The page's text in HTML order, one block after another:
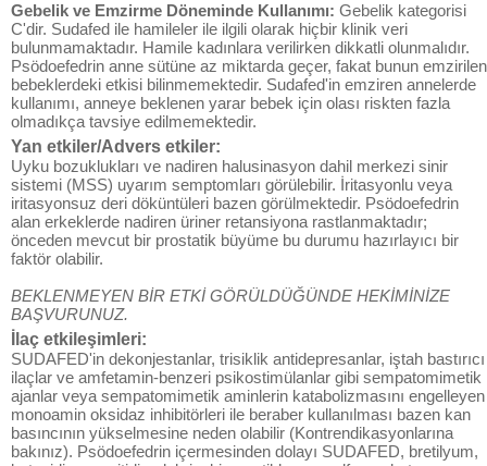
Gebelik ve Emzirme Döneminde Kullanımı: Gebelik kategorisi
C'dir. Sudafed ile hamileler ile ilgili olarak hiçbir klinik veri
bulunmamaktadır. Hamile kadınlara verilirken dikkatli olunmalıdır.
Psödoefedrin anne sütüne az miktarda geçer, fakat bunun emzirilen
bebeklerdeki etkisi bilinmemektedir. Sudafed'in emziren annelerde
kullanımı, anneye beklenen yarar bebek için olası riskten fazla
olmadıkça tavsiye edilmemektedir.
Yan etkiler/Advers etkiler:
Uyku bozuklukları ve nadiren halusinasyon dahil merkezi sinir
sistemi (MSS) uyarım semptomları görülebilir. İritasyonlu veya
iritasyonsuz deri döküntüleri bazen görülmektedir. Psödoefedrin
alan erkeklerde nadiren üriner retansiyona rastlanmaktadır;
önceden mevcut bir prostatik büyüme bu durumu hazırlayıcı bir
faktör olabilir.
BEKLENMEYEN BİR ETKİ GÖRÜLDÜĞÜNDE HEKİMİNİZE
BAŞVURUNUZ.
İlaç etkileşimleri:
SUDAFED'in dekonjestanlar, trisiklik antidepresanlar, iştah bastırıcı
ilaçlar ve amfetamin-benzeri psikostimülanlar gibi sempatomimetik
ajanlar veya sempatomimetik aminlerin katabolizmasını engelleyen
monoamin oksidaz inhibitörleri ile beraber kullanılması bazen kan
basıncının yükselmesine neden olabilir (Kontrendikasyonlarına
bakınız). Psödoefedrin içermesinden dolayı SUDAFED, bretilyum,